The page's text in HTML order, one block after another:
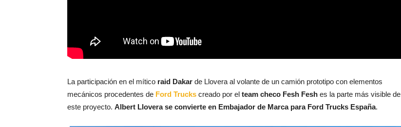
La participación en el mítico raid Dakar de Llovera al volante de un camión prototipo con elementos
mecánicos procedentes de Ford Trucks creado por el team checo Fesh Fesh es la parte más visible de
este proyecto. Albert Llovera se convierte en Embajador de Marca para Ford Trucks España.